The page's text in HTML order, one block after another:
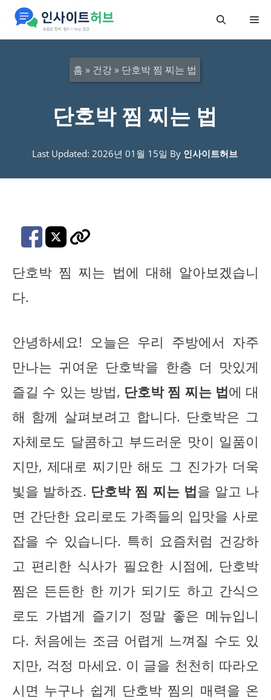
메
홈 » 건강 » 단호박 찜 찌는 법
단호박 찜 찌는 법
Last Updated: 2026년 01월 15일 By 인사이트허브
단호박 찜 찌는 법에 대해 알아보겠습니
다.
안녕하세요! 오늘은 우리 주방에서 자주
만나는 귀여운 단호박을 한층 더 맛있게
즐길 수 있는 방법, 단호박 찜 찌는 법에 대
해 함께 살펴보려고 합니다. 단호박은 그
자체로도 달콤하고 부드러운 맛이 일품이
지만, 제대로 찌기만 해도 그 진가가 더욱
빛을 발하죠. 단호박 찜 찌는 법을 알고 나
면 간단한 요리로도 가족들의 입맛을 사로
잡을 수 있습니다. 특히 요즘처럼 건강하
고 편리한 식사가 필요한 시점에, 단호박
찜은 든든한 한 끼가 되기도 하고 간식으
로도 가볍게 즐기기 정말 좋은 메뉴입니
다. 처음에는 조금 어렵게 느껴질 수도 있
지만, 걱정 마세요. 이 글을 천천히 따라오
시면 누구나 쉽게 단호박 찜의 매력을 온